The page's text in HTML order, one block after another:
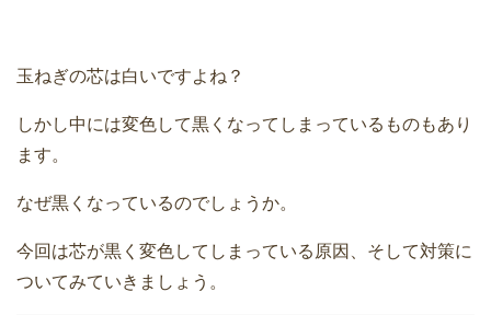
玉ねぎの芯は白いですよね？
しかし中には変色して黒くなってしまっているものもあり
ます。
なぜ黒くなっているのでしょうか。
今回は芯が黒く変色してしまっている原因、そして対策に
ついてみていきましょう。